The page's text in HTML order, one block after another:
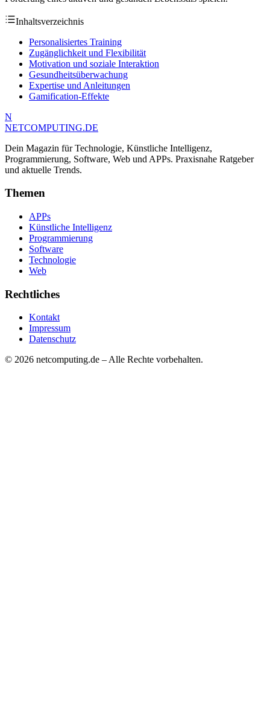
Inhaltsverzeichnis
Personalisiertes Training
Zugänglichkeit und Flexibilität
Motivation und soziale Interaktion
Gesundheitsüberwachung
Expertise und Anleitungen
Gamification-Effekte
N
NETCOMPUTING.DE
Dein Magazin für Technologie, Künstliche Intelligenz,
Programmierung, Software, Web und APPs. Praxisnahe Ratgeber
und aktuelle Trends.
Themen
APPs
Künstliche Intelligenz
Programmierung
Software
Technologie
Web
Rechtliches
Kontakt
Impressum
Datenschutz
© 2026 netcomputing.de – Alle Rechte vorbehalten.